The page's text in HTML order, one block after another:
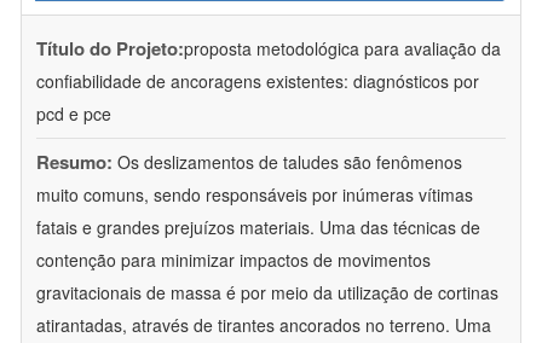
Título do Projeto:proposta metodológica para avaliação da
confiabilidade de ancoragens existentes: diagnósticos por
pcd e pce
Resumo: Os deslizamentos de taludes são fenômenos
muito comuns, sendo responsáveis por inúmeras vítimas
fatais e grandes prejuízos materiais. Uma das técnicas de
contenção para minimizar impactos de movimentos
gravitacionais de massa é por meio da utilização de cortinas
atirantadas, através de tirantes ancorados no terreno. Uma